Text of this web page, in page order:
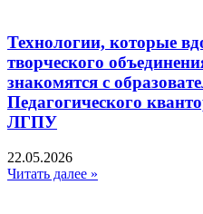
Технологии, которые
творческого
знакомятся с
Педагогического
ЛГПУ
22.05.2026
Читать далее »